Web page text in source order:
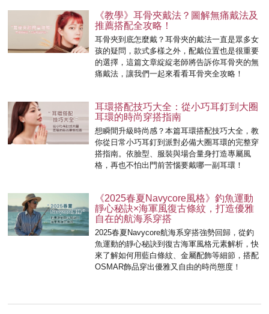
《教學》耳骨夾戴法？圖解無痛戴法及
推薦搭配全攻略！
耳骨夾到底怎麼戴？耳骨夾的戴法一直是眾多女
孩的疑問，款式多樣之外，配戴位置也是很重要
的選擇，這篇文章綻綻老師將告訴你耳骨夾的無
痛戴法，讓我們一起來看看耳骨夾全攻略！
耳環搭配技巧大全：從小巧耳釘到大圈
耳環的時尚穿搭指南
想瞬間升級時尚感？本篇耳環搭配技巧大全，教
你從日常小巧耳釘到派對必備大圈耳環的完整穿
搭指南。依臉型、服裝與場合量身打造專屬風
格，再也不怕出門前苦惱要戴哪一副耳環！
《2025春夏Navycore風格》釣魚運動
靜心秘訣×海軍風復古條紋，打造優雅
自在的航海系穿搭
2025春夏Navycore航海系穿搭強勢回歸，從釣
魚運動的靜心秘訣到復古海軍風格元素解析，快
來了解如何用藍白條紋、金屬配飾等細節，搭配
OSMAR飾品穿出優雅又自由的時尚態度！